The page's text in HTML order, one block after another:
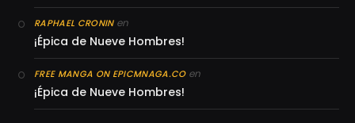
RAPHAEL CRONINen
¡Épica de Nueve Hombres!
FREE MANGA ON EPICMNAGA.COen
¡Épica de Nueve Hombres!